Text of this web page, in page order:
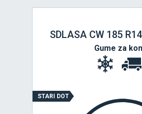
SDLASA CW 185
Gume za
STARI DOT